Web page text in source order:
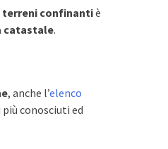
terreni confinantiè
catastale.
, anche l’elenco
conosciuti ed